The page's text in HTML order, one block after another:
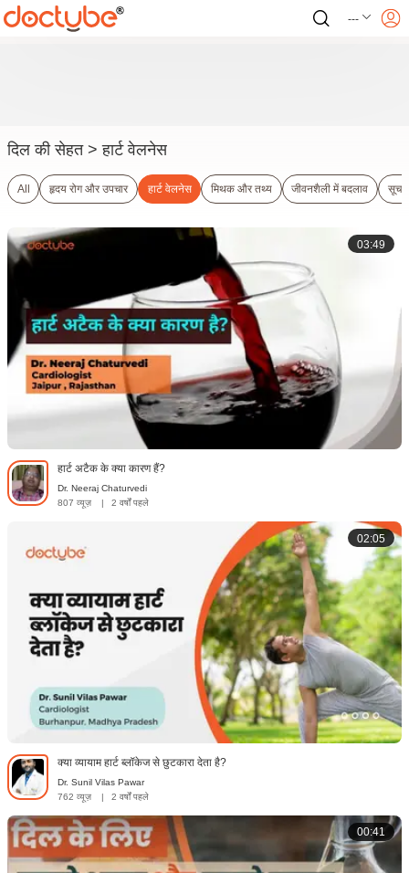
---
दिल की सेहत> हार्ट वेलनेस
All हृदय रोग और उपचार हार्ट वेलनेस मिथक और तथ्य जीवनशैली में बदलाव
03:49
हार्ट अटैक के क्या कारण हैं?
Dr. Neeraj Chaturvedi
807 व्यूज़
| 2 वर्षों पहले
02:05
क्या व्यायाम हार्ट ब्‍लॉकेज से छुटकारा देता है?
Dr. Sunil Vilas Pawar
762 व्यूज़
| 2 वर्षों पहले
00:41